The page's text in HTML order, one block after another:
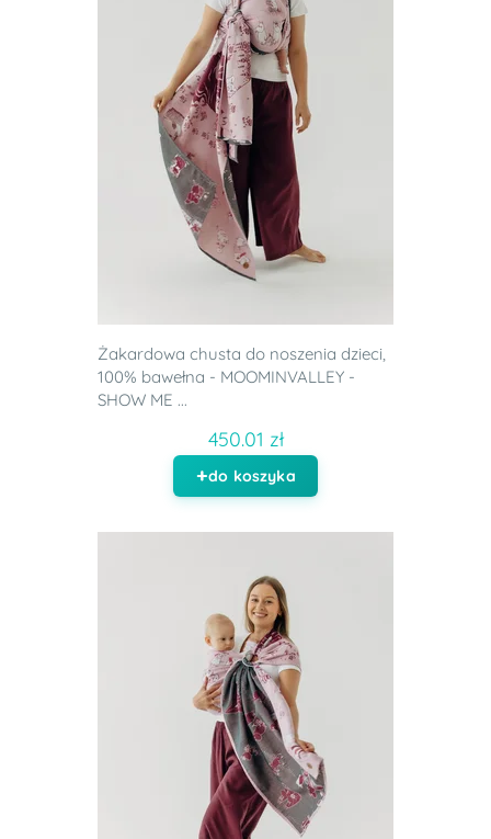
Żakardowa chusta do noszenia dzieci,
100% bawełna - MOOMINVALLEY -
SHOW ME ...
450.01 zł
do koszyka